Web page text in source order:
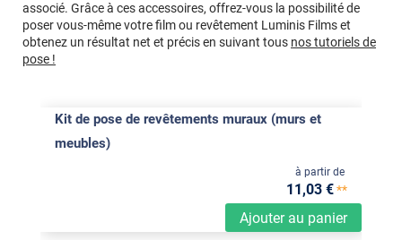
associé. Grâce à ces accessoires, offrez-vous la possibilité de
poser vous-même votre film ou revêtement Luminis Films et
obtenez un résultat net et précis en suivant tous nos tutoriels de
pose !
Kit de pose de revêtements muraux (murs et
meubles)
Ajouter au panier
à partir de
11,03 €**